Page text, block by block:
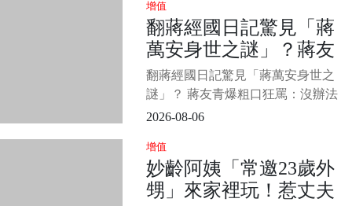
委陳瑩角逐2026年台東縣長寶座，
而被視為「英系」核心人物的前立
委劉櫂豪，先前因脫黨投入2024年
立委選舉， 造成綠營票源分散，最
終讓國民黨候選人
增值
翻蔣經國日記驚見「蔣
萬安身世之謎」？蔣友
青爆粗口狂罵：沒辦法
理解...
翻蔣經國日記驚見「蔣萬安身世之
謎」？ 蔣友青爆粗口狂罵：沒辦法
理解... 1/5 時事評論YouTuber「惡搜
友柏過往專訪片段，掀起網路熱烈
討論。 蔣友青在訪談中毫無保留地
談論台北市長蔣萬安的身世話題，
2026-08-06
增值
妙齡阿姨「常邀23歲外
甥」來家裡玩！惹丈夫